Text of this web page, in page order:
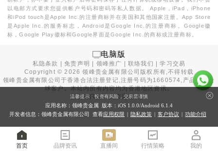
以电邮方式要求您提供帐户号码和密码等私人数据。 Apple，iPad，iPhone
和iPod touch是Apple Inc.的注册商标并在美国和其他国家注册。App Store
是Apple Inc.的服务标志，Android是Google Inc.的注册商标。Google徽
标，Google Play徽标和Google界面是Google Inc.的商标或注册商标。
电脑版
私隐条款 |免责声明 | 领峰推广 |联络我们 |学习交易
Copyright ©2026 领峰贵金属有限公司版权所有,不得转载
领峰贵金属有限公司于香港合法注册登记,注册号码为1660574,产品面向全
球客户。本站内所有内容均为香港地区资讯。
投资有风险，入市需谨慎。
首页 品牌资讯 直播间 行情策略 我的
温馨提示：投资有风险，交易需谨慎
应用名称：领峰贵金属 版本：iOS 1.0.0/Android 6.1.4
开发者信息：领峰贵金属有限公司 查看应用权限 | 隐私政策 | 客户协议 | 功能介绍